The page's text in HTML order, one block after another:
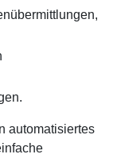
automatisiertes